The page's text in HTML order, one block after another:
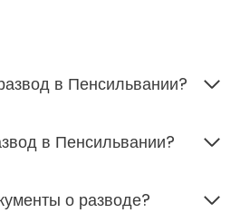
в Пенсильвании?
в Пенсильвании?
о разводе?